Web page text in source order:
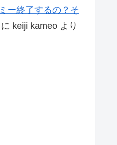
ー終了するの？そ
に keiji kameo より